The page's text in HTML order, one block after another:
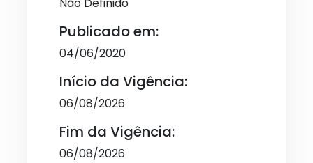
Publicado em:
04/06/2020
Início da Vigência:
06/08/2026
Fim da Vigência:
06/08/2026